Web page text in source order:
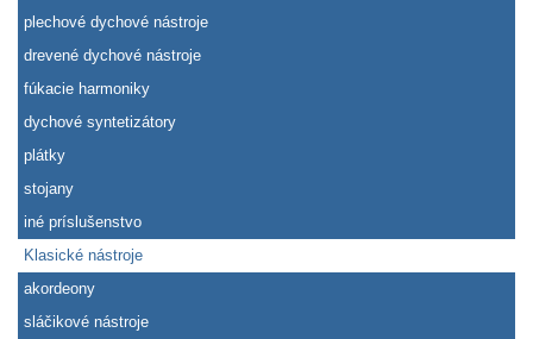
plechové dychové nástroje
drevené dychové nástroje
fúkacie harmoniky
dychové syntetizátory
plátky
stojany
iné príslušenstvo
Klasické nástroje
akordeony
sláčikové nástroje